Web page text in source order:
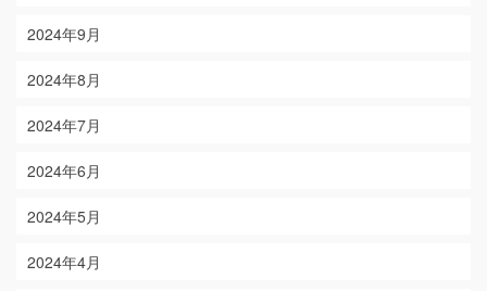
2024年9月
2024年8月
2024年7月
2024年6月
2024年5月
2024年4月